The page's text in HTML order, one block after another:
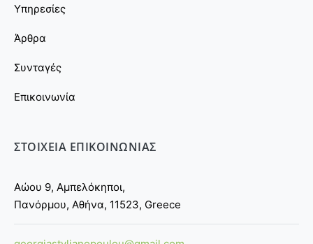
Υπηρεσίες
Άρθρα
Συνταγές
Επικοινωνία
ΣΤΟΙΧΕΙΑ ΕΠΙΚΟΙΝΩΝΙΑΣ
Αώου 9, Αμπελόκηποι,
Πανόρμου, Αθήνα, 11523, Greece